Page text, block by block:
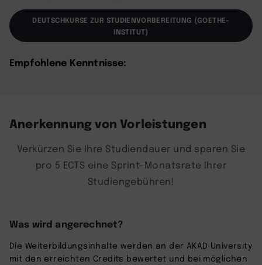
DEUTSCHKURSE ZUR STUDIENVORBEREITUNG (GOETHE-
INSTITUT)
Empfohlene Kenntnisse:
Anerkennung von Vorleistungen
Verkürzen Sie Ihre Studiendauer und sparen Sie
pro 5 ECTS eine Sprint-Monatsrate Ihrer
Studiengebühren!
Was wird angerechnet?
Die Weiterbildungsinhalte werden an der AKAD University
mit den erreichten Credits bewertet und bei möglichen